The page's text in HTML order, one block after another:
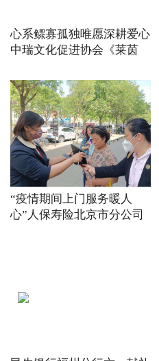
心系鳏寡孤独唯愿深耕爱心
中瑞文化促进协会《莱茵
“疫情期间上门服务暖人
心”人保寿险北京市分公司